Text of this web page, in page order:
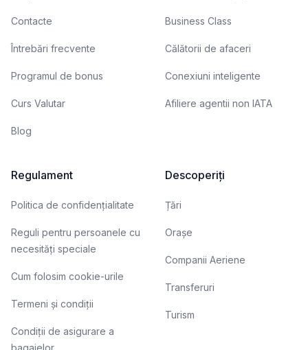
Contacte
Întrebări frecvente
Programul de bonus
Curs Valutar
Blog
Business Class
Călătorii de afaceri
Conexiuni inteligente
Afiliere agentii non IATA
Regulament
Politica de confidențialitate
Reguli pentru persoanele cu
necesități speciale
Cum folosim cookie-urile
Termeni și condiții
Condiții de asigurare a
bagajelor
Descoperiți
Țări
Orașe
Companii Aeriene
Transferuri
Turism